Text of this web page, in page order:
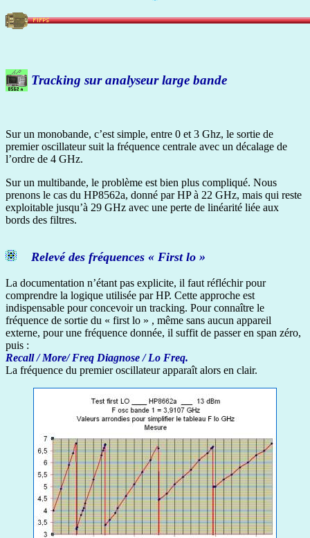
Tracking sur analyseur large bande
Sur un monobande, c’est simple, entre 0 et 3 Ghz, le sortie de
premier oscillateur suit la fréquence centrale avec un décalage de
l’ordre de 4 GHz.
Sur un multibande, le problème est bien plus compliqué. Nous
prenons le cas du HP8562a, donné par HP à 22 GHz, mais qui reste
exploitable jusqu’à 29 GHz avec une perte de linéarité liée aux
bords des filtres.
Relevé des fréquences « First lo »
La documentation n’étant pas explicite, il faut réfléchir pour
comprendre la logique utilisée par HP. Cette approche est
indispensable pour concevoir un tracking. Pour connaître le
fréquence de sortie du « first lo » , même sans aucun appareil
externe, pour une fréquence donnée, il suffit de passer en span zéro,
puis :
Recall / More/ Freq Diagnose / Lo Freq.
La fréquence du premier oscillateur apparaît alors en clair.